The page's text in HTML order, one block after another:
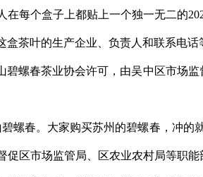
每个盒子上都贴上一个独一无二的
茶叶的生产企业、负责人和联系电话
螺春茶业协会许可，由吴中区市场
螺春。大家购买苏州的碧螺春，冲的
区市场监管局、区农业农村局等职